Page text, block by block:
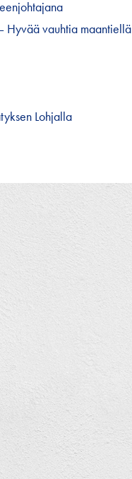
Hyvää vauhtia maantiellä
Lohjalla